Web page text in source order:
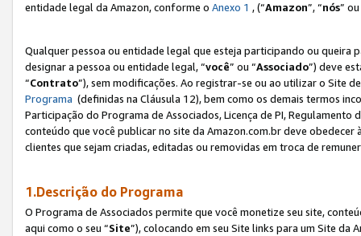
entidade legal da Amazon, conforme o Anexo 1 , (“Amazon”, “nós”
Qualquer pessoa ou entidade legal que esteja participando ou queira
designar a pessoa ou entidade legal, “você” ou “Associado”) deve
“Contrato”), sem modificações. Ao registrar-se ou ao utilizar o Site
Programa (definidas na Cláusula 12), bem como os demais termos
Participação do Programa de Associados, Licença de PI,
conteúdo que você publicar no site da Amazon.com.br deve
clientes que sejam criadas, editadas ou removidas em troca de
1.Descrição do Programa
O Programa de Associados permite que você monetize seu site,
aqui como o seu “Site”), colocando em seu Site links para um Site da